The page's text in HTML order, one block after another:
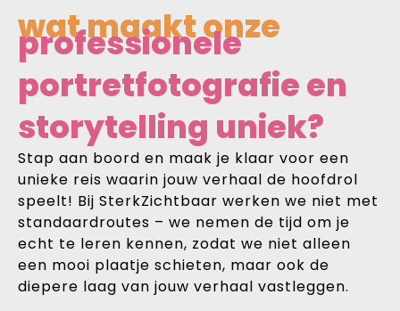
wat maakt onze
professionele
portretfotografie en
storytelling uniek?
Stap aan boord en maak je klaar voor een
unieke reis waarin jouw verhaal de hoofdrol
speelt! Bij SterkZichtbaar werken we niet met
standaardroutes – we nemen de tijd om je
echt te leren kennen, zodat we niet alleen
een mooi plaatje schieten, maar ook de
diepere laag van jouw verhaal vastleggen.